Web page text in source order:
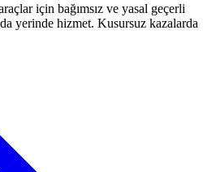
için bağımsız ve yasal geçerli
yerinde hizmet. Kusursuz kazalarda